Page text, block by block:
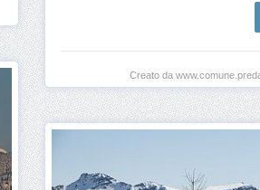
Creato da